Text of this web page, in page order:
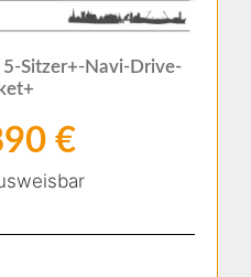
Sitzer+-Navi-Drive-
€